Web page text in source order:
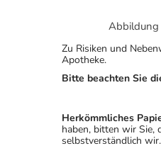
Abbildung
Zu Risiken und
Apotheke.
Bitte beachten Sie
Herkömmliches
haben, bitten wir Sie,
selbstverständlich wir.